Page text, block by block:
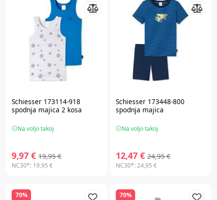
Schiesser 173114-918
spodnja majica 2 kosa
Na voljo takoj
9,97 € 19,95 €
NC30*: 19,95 €
Schiesser 173448-800
spodnja majica
Na voljo takoj
12,47 € 24,95 €
NC30*:24,95 €
70% 70%